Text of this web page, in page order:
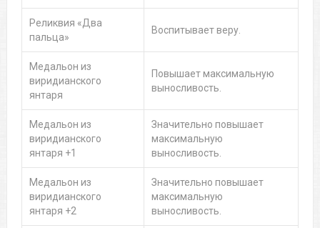
Реликвия «Два
пальца»
Воспитывает веру.
Медальон из
виридианского
янтаря
Повышает максимальную
выносливость.
Медальон из
виридианского
янтаря +1
Значительно повышает
максимальную
выносливость.
Медальон из
виридианского
янтаря +2
Значительно повышает
максимальную
выносливость.